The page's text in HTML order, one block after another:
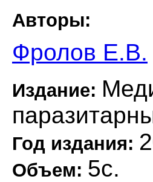
Авторы:
Фролов Е.В.
Издание:
Год издания:
Объем: 5с.